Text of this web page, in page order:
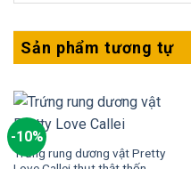
Sản phẩm tương tự
-10%
Trứng rung dương vật Pretty